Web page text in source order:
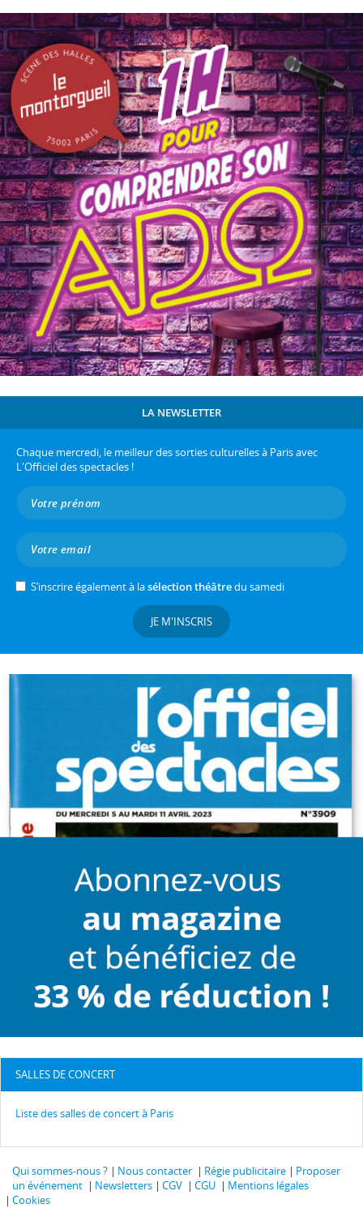
LA NEWSLETTER
Chaque mercredi, le meilleur des sorties culturelles à Paris avec
L'Officiel des spectacles !
S’inscrire également à lasélection théâtredu samedi
JE M'INSCRIS
SALLES DE CONCERT
Liste des salles de concert à Paris
Qui sommes-nous ? Nous contacter Régie publicitaire
Proposer
un événement
Newsletters CGV CGU
Mentions légales
Cookies